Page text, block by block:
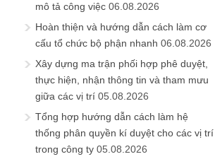
mô tả công việc 06.08.2026
Hoàn thiện và hướng dẫn cách làm cơ
cấu tổ chức bộ phận nhanh 06.08.2026
Xây dựng ma trận phối hợp phê duyệt,
thực hiện, nhận thông tin và tham mưu
giữa các vị trí 05.08.2026
Tổng hợp hướng dẫn cách làm hệ
thống phân quyền kí duyệt cho các vị trí
trong công ty 05.08.2026